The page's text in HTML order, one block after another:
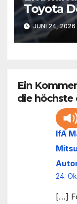
Toyota
JUNI 24, 2026
Ein
die höchste
IfA
24.
[…]